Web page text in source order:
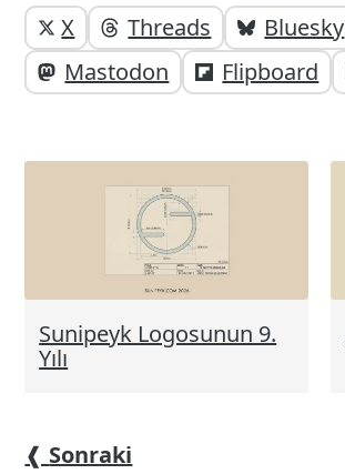
Yazı
altı
elemanları
Yazıyı
paylaşabilirsiniz;
X Threads
Bluesky
Mastodon
Flipboard
Sunipeyk Logosunun 9.
Yılı
❰ Sonraki